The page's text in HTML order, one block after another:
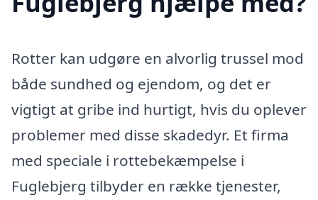
Rotter kan udgøre en alvorlig trussel mod
både sundhed og ejendom, og det er
vigtigt at gribe ind hurtigt, hvis du oplever
problemer med disse skadedyr. Et firma
med speciale i rottebekæmpelse i
Fuglebjerg tilbyder en række tjenester,